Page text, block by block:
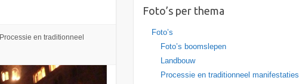
Processie en traditionneel
Foto’s per thema
Foto’s
Foto’s boomslepen
Landbouw
Processie en traditionneel manifestaties